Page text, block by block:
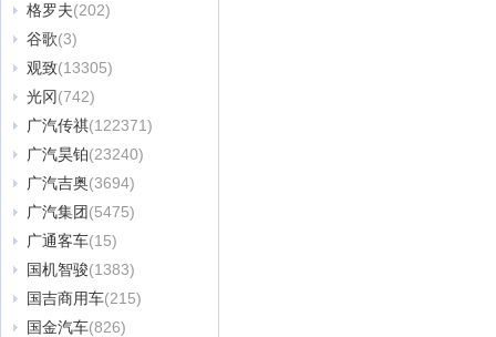
格罗夫(202)
谷歌(3)
观致(13305)
光冈(742)
广汽传祺(122371)
广汽昊铂(23240)
广汽吉奥(3694)
广汽集团(5475)
广通客车(15)
国机智骏(1383)
国吉商用车(215)
国金汽车(826)